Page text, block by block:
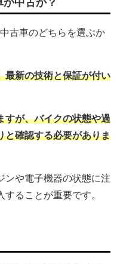
中古か？
古車のどちらを選ぶか
最新の技術と保証が付い
すが、バイクの状態や過
と確認する必要がありま
ンや電子機器の状態に注
ることが重要です。